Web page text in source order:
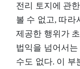
전리 토지에 관
볼 수 없고, 따라
제공한 행위가
법익을 넘어서
수도 없다. 이 부